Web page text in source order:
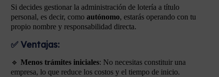
Si decides gestionar la administración de lotería a título
personal, es decir, como autónomo, estarás operando con tu
propio nombre y responsabilidad directa.
✅Ventajas:
🔹 Menos trámites iniciales: No necesitas constituir una
empresa, lo que reduce los costos y el tiempo de inicio.